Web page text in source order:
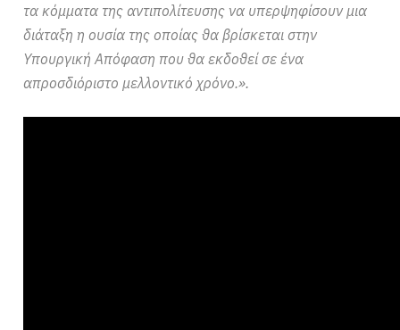
τα κόμματα της αντιπολίτευσης να υπερψηφίσουν μια
διάταξη η ουσία της οποίας θα βρίσκεται στην
Υπουργική Απόφαση που θα εκδοθεί σε ένα
απροσδιόριστο μελλοντικό χρόνο.».